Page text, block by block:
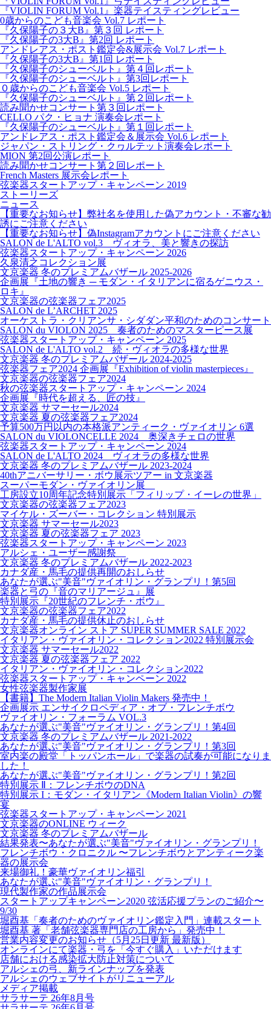
『VIOLIN FORUM Vol.1』楽器テイスティングレビュー
0歳からのこども音楽会 Vol.7 レポート
『久保陽子の３大B』第３回 レポート
『久保陽子の3大B』第2回 レポート
アンドレアス・ポスト鑑定会&展示会 Vol.7 レポート
『久保陽子の3大B』第1回 レポート
『久保陽子のシューベルト』第４回レポート
『久保陽子のシューベルト』第3回レポート
０歳からのこども音楽会 Vol.5 レポート
『久保陽子のシューベルト』第２回レポート
読み聞かせコンサート第３回レポート
CELLO パク・ヒョナ 演奏会レポート
『久保陽子のシューベルト』第１回レポート
アンドレアス・ポスト鑑定会＆展示会 Vol.6 レポート
ジャパン・ストリング・クヮルテット演奏会レポート
MION 第2回公演レポート
読み聞かせコンサート第２回レポート
French Masters 展示会レポート
弦楽器スタートアップ・キャンペーン 2019
ストーリーズ
ニュース
【重要なお知らせ】弊社名を使用した偽アカウント・不審な勧
誘にご注意ください
【重要なお知らせ】偽Instagramアカウントにご注意ください
SALON de L'ALTO vol.3 ヴィオラ、美と響きの探訪
弦楽器スタートアップ・キャンペーン 2026
久泉清之コレクション展
文京楽器 冬のプレミアムバザール 2025-2026
企画展『土地の響き ─ モダン・イタリアンに宿るゲニウス・
ロキ』
文京楽器の弦楽器フェア2025
SALON de L’ARCHET 2025
オーケストラ・クリアンサ・シダダン平和のためのコンサート
SALON du VIOLON 2025 奏者のためのマスターピース展
弦楽器スタートアップ・キャンペーン 2025
SALON de L'ALTO vol.2 続・ヴィオラの多様な世界
文京楽器 冬のプレミアムバザール 2024-2025
弦楽器フェア2024 企画展『Exhibition of violin masterpieces』
文京楽器の弦楽器フェア2024
秋の弦楽器スタートアップ・キャンペーン 2024
企画展『時代を超える、匠の技』
文京楽器 サマーセール2024
文京楽器 夏の弦楽器フェア2024
予算500万円以内の本格派アンティーク・ヴァイオリン 6選
SALON du VIOLONCELLE 2024 奥深きチェロの世界
弦楽器スタートアップ・キャンペーン 2024
SALON de L'ALTO 2024 ヴィオラの多様な世界
文京楽器 冬のプレミアムバザール 2023-2024
40thアニバーサリー・ボウ展示ツアー in 文京楽器
スーパーモダン・ヴァイオリン展
工房設立10周年記念特別展示「フィリップ・イーレの世界」
文京楽器の弦楽器フェア2023
マイケル・ズーバー・コレクション 特別展示
文京楽器 サマーセール2023
文京楽器 夏の弦楽器フェア 2023
弦楽器スタートアップ・キャンペーン 2023
アルシェ・ユーザー感謝祭
文京楽器 冬のプレミアムバザール 2022-2023
カナダ産・馬毛の提供再開のおしらせ
あなたが選ぶ"美音"ヴァイオリン・グランプリ！第5回
楽器と弓の『音のマリアージュ』展
特別展示『20世紀のフレンチ・ボウ』
文京楽器の弦楽器フェア2022
カナダ産・馬毛の提供休止のおしらせ
文京楽器オンライン ストア SUPER SUMMER SALE 2022
イタリアン・ヴァイオリン・コレクション2022 特別展示会
文京楽器 サマーセール2022
文京楽器 夏の弦楽器フェア 2022
イタリアン・ヴァイオリン・コレクション2022
弦楽器スタートアップ・キャンペーン 2022
女性弦楽器製作家展
【書籍】The Modern Italian Violin Makers 発売中！
企画展示 エンサイクロペディア・オブ・フレンチボウ
ヴァイオリン・フォーラム VOL.3
あなたが選ぶ"美音"ヴァイオリン・グランプリ！第4回
文京楽器 冬のプレミアムバザール 2021-2022
あなたが選ぶ"美音"ヴァイオリン・グランプリ！第3回
室内楽の殿堂「トッパンホール」で楽器の試奏が可能になりま
した！
あなたが選ぶ"美音"ヴァイオリン・グランプリ！第2回
特別展示 Ⅱ：フレンチボウのDNA
特別展示 I：モダン・イタリアン《Modern Italian Violin》の響
宴
弦楽器スタートアップ・キャンペーン 2021
文京楽器のONLINE ウィーク
文京楽器 冬のプレミアムバザール
結果発表〜あなたが選ぶ"美音"ヴァイオリン・グランプリ！
フレンチボウ・クロニクル 〜フレンチボウとアンティーク楽
器の展示会
来場御礼！豪華ヴァイオリン福引
あなたが選ぶ"美音"ヴァイオリン・グランプリ！
現代製作家の作品展示会
スタートアップキャンペーン2020 弦活応援プランのご紹介〜
9/30
堀酉基「奏者のためのヴァイオリン鑑定入門」連載スタート
堀酉基 著「老舗弦楽器専門店の工房から」発売中！
営業内容変更のお知らせ（5月25日更新 最新版）
オンラインにて楽器・弓を「今すぐ購入」いただけます
店舗における感染拡大防止対策について
アルシェの弓、新ラインナップを発表
アルシェのウェブサイトがリニューアル
メディア掲載
サラサーテ 26年8月号